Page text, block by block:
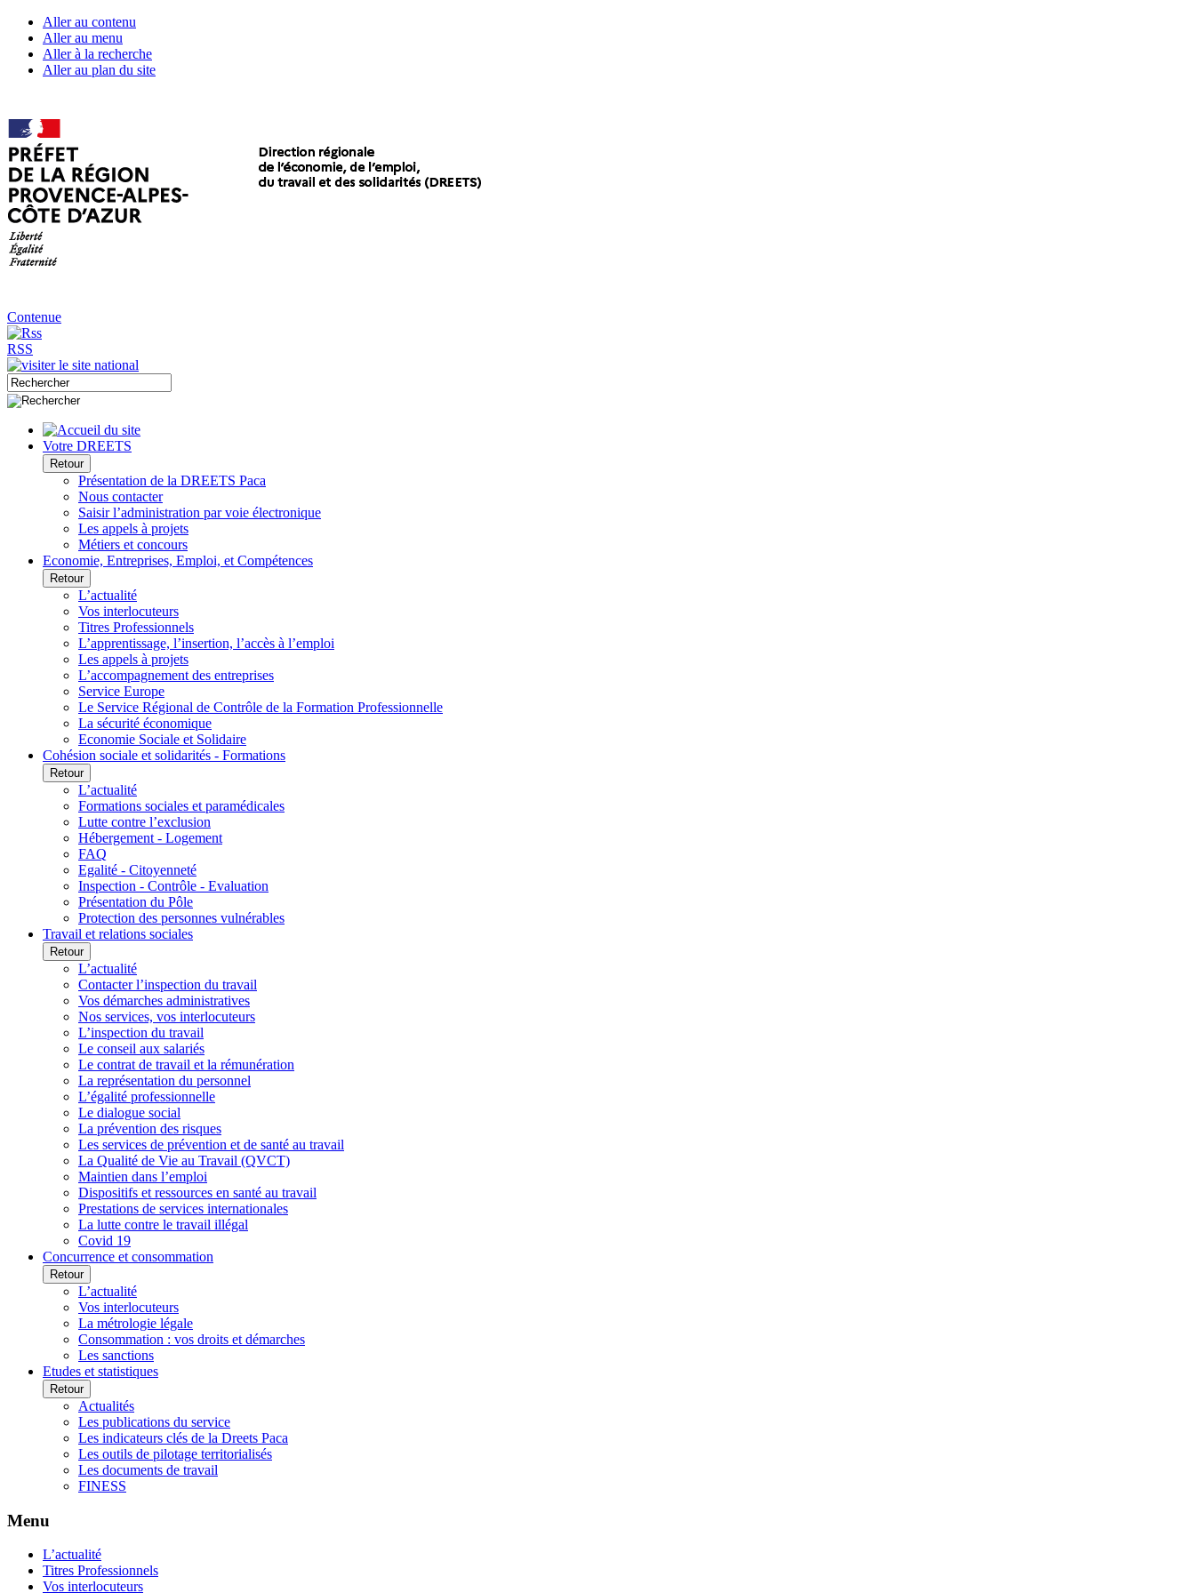
Aller au contenu
Aller au menu
Aller à la recherche
Aller au plan du site
Contenue
RSS
Votre DREETS
Retour
Présentation de la DREETS Paca
Nous contacter
Saisir l’administration par voie électronique
Les appels à projets
Métiers et concours
Economie, Entreprises, Emploi, et Compétences
Retour
L’actualité
Vos interlocuteurs
Titres Professionnels
L’apprentissage, l’insertion, l’accès à l’emploi
Les appels à projets
L’accompagnement des entreprises
Service Europe
Le Service Régional de Contrôle de la Formation Professionnelle
La sécurité économique
Economie Sociale et Solidaire
Cohésion sociale et solidarités - Formations
Retour
L’actualité
Formations sociales et paramédicales
Lutte contre l’exclusion
Hébergement - Logement
FAQ
Egalité - Citoyenneté
Inspection - Contrôle - Evaluation
Présentation du Pôle
Protection des personnes vulnérables
Travail et relations sociales
Retour
L’actualité
Contacter l’inspection du travail
Vos démarches administratives
Nos services, vos interlocuteurs
L’inspection du travail
Le conseil aux salariés
Le contrat de travail et la rémunération
La représentation du personnel
L’égalité professionnelle
Le dialogue social
La prévention des risques
Les services de prévention et de santé au travail
La Qualité de Vie au Travail (QVCT)
Maintien dans l’emploi
Dispositifs et ressources en santé au travail
Prestations de services internationales
La lutte contre le travail illégal
Covid 19
Concurrence et consommation
Retour
L’actualité
Vos interlocuteurs
La métrologie légale
Consommation : vos droits et démarches
Les sanctions
Etudes et statistiques
Retour
Actualités
Les publications du service
Les indicateurs clés de la Dreets Paca
Les outils de pilotage territorialisés
Les documents de travail
FINESS
Menu
L’actualité
Titres Professionnels
Vos interlocuteurs